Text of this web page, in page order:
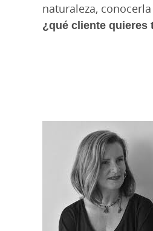
naturaleza,
¿qué cliente quieres